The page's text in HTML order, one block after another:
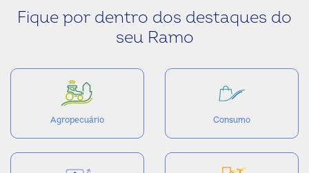
Fique por dentro dos destaques do
seu Ramo
Agropecuário Consumo